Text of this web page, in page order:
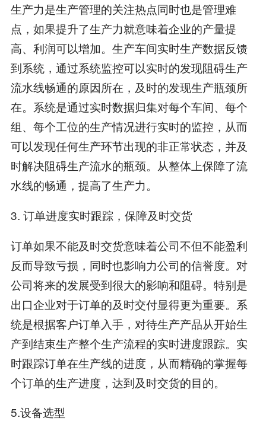
生产力是生产管理的关注热点同时也是管理难
点，如果提升了生产力就意味着企业的产量提
高、利润可以增加。生产车间实时生产数据反馈
到系统，通过系统监控可以实时的发现阻碍生产
流水线畅通的原因所在，及时的发现生产瓶颈所
在。系统是通过实时数据归集对每个车间、每个
组、每个工位的生产情况进行实时的监控，从而
可以发现任何生产环节出现的非正常状态，并及
时解决阻碍生产流水的瓶颈。从整体上保障了流
水线的畅通，提高了生产力。
3. 订单进度实时跟踪，保障及时交货
订单如果不能及时交货意味着公司不但不能盈利
反而导致亏损，同时也影响力公司的信誉度。对
公司将来的发展受到很大的影响和阻碍。特别是
出口企业对于订单的及时交付显得更为重要。系
统是根据客户订单入手，对待生产产品从开始生
产到结束生产整个生产流程的实时进度跟踪。实
时跟踪订单在生产线的进度，从而精确的掌握每
个订单的生产进度，达到及时交货的目的。
5.设备选型